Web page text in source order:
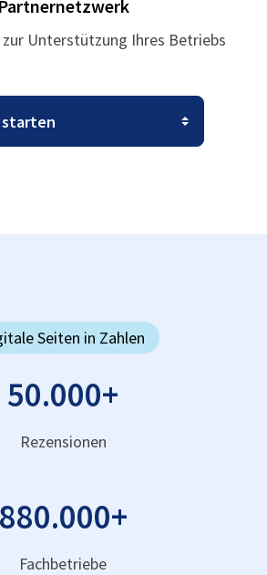
Partnernetzwerk
Unterstützung Ihres Betriebs
Seiten in Zahlen
50.000+
Rezensionen
880.000+
Fachbetriebe